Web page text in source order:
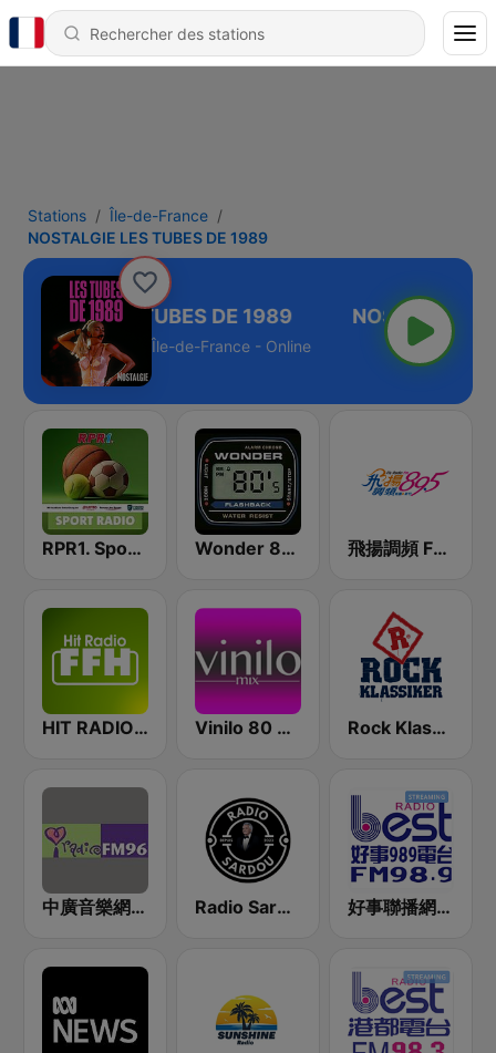
Stations
Île-de-France
NOSTALGIE LES TUBES DE 1989
LES TUBES DE 1989
Île-de-France - Online
RPR1. Sport Radio Wonder 80's 飛揚調頻 FM 89.5
HIT RADIO FFH Vinilo 80 & 90 Rock Klassiker
中廣音樂網 i Radio FM96.3 Radio Sardou 好事聯播網 Best Radio FM98.9